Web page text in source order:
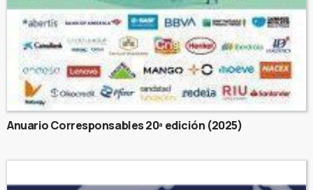
Anuario Corresponsables 20ª edición (2025)